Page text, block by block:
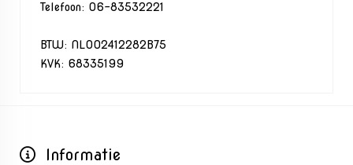
Telefoon: 06-83532221
BTW: NL002412282B75
KVK: 68335199
Informatie